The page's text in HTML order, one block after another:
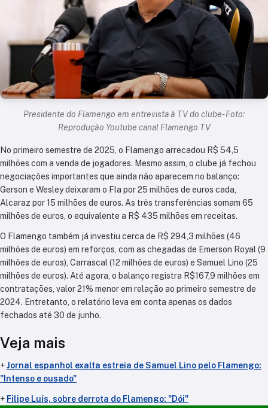
Presidente do Flamengo em entrevista à TV do clube- Foto:
Reprodução Youtube canal Flamengo TV
No primeiro semestre de 2025, o Flamengo arrecadou R$ 54,5
milhões com a venda de jogadores. Mesmo assim, o clube já fechou
negociações importantes que ainda não aparecem no balanço:
Gerson e Wesley deixaram o Fla por 25 milhões de euros cada,
Alcaraz por 15 milhões de euros. As três transferências somam 65
milhões de euros, o equivalente a R$ 435 milhões em receitas.
O Flamengo também já investiu cerca de R$ 294,3 milhões (46
milhões de euros) em reforços, com as chegadas de Emerson Royal (9
milhões de euros), Carrascal (12 milhões de euros) e Samuel Lino (25
milhões de euros). Até agora, o balanço registra R$167,9 milhões em
contratações, valor 21% menor em relação ao primeiro semestre de
2024. Entretanto, o relatório leva em conta apenas os dados
fechados até 30 de junho.
Veja mais
+Jornal espanhol exalta estreia de Samuel Lino pelo Flamengo:
"Intenso e ousado"
+ Filipe Luís, sobre derrota do Flamengo: "Dói"